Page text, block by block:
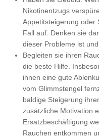
Nikotinentzugs
Appetitsteigerung oder
Fall auf. Denken sie
dieser Probleme ist
Begleiten sie ihren
die beste Hilfe.
ihnen eine gute
vom Glimmstengel
baldige Steigerung
zusätzliche Motivation
Ersatzbeschäftigung
Rauchen entkommen